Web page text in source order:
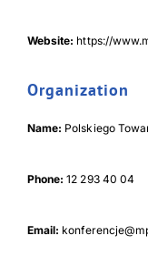
Website: https://
Organization
Name: Polskiego
Phone:12 293 40 04
Email: